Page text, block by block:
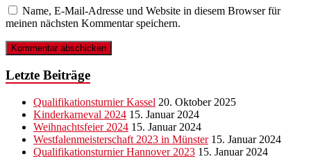
Name, E-Mail-Adresse und Website in diesem Browser für
meinen nächsten Kommentar speichern.
Letzte Beiträge
Qualifikationsturnier Kassel 20. Oktober 2025
Kinderkarneval 2024 15. Januar 2024
Weihnachtsfeier 2024 15. Januar 2024
Westfalenmeisterschaft 2023 in Münster 15. Januar 2024
Qualifikationsturnier Hannover 2023 15. Januar 2024